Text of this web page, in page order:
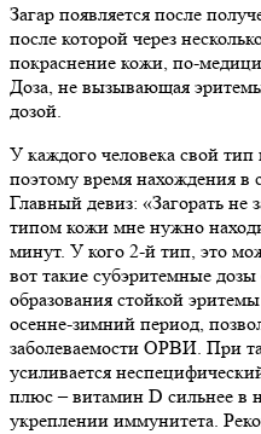
Загар появляется после
после которой через
покраснение кожи, по-
Доза, не вызывающая
дозой.
У каждого человека свой
поэтому время нахождения в
Главный девиз: «Загорать
типом кожи мне нужно
минут. У кого 2-й тип, это
вот такие субэритемные
образования стойкой
осенне-зимний период,
заболеваемости ОРВИ. При
усиливается
плюс – витамин D сильнее в
укреплении иммунитета.